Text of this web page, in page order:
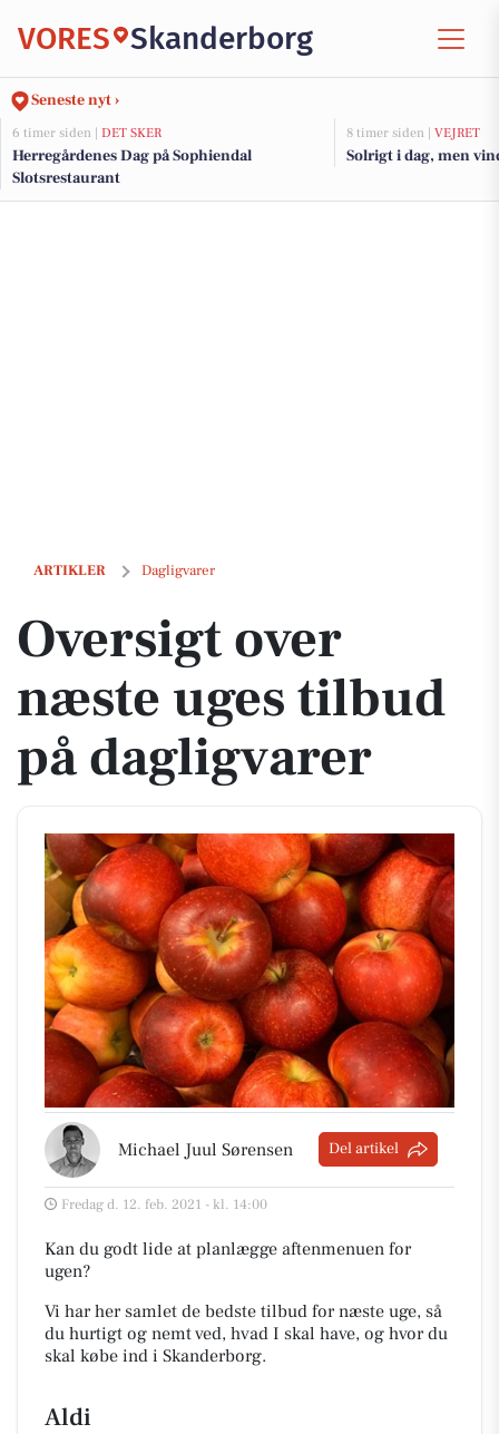
VORES Skanderborg
Seneste nyt ›
6 timer siden | DET SKER
Herregårdenes Dag på Sophiendal
Slotsrestaurant
8 timer siden | VEJRET
Solrigt i dag, men
ARTIKLER Dagligvarer
Oversigt over næste uges tilbud på dagligvarer
Oversigt over
næste uges tilbud
på dagligvarer
Michael Juul Sørensen Del artikel
Fredag d. 12. feb. 2021 - kl. 14:00
Kan du godt lide at planlægge aftenmenuen for
ugen?
Vi har her samlet de bedste tilbud for næste uge, så
du hurtigt og nemt ved, hvad I skal have, og hvor du
skal købe ind i Skanderborg.
Aldi